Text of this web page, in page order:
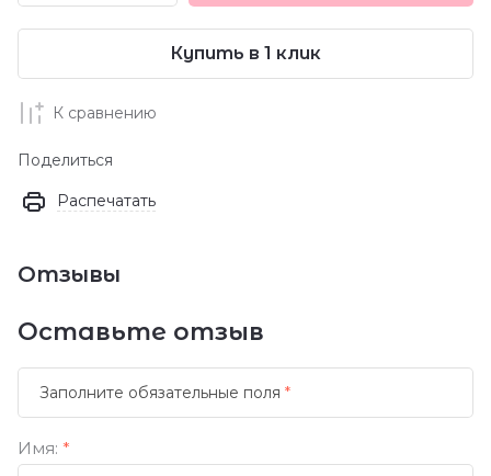
Купить в 1 клик
К сравнению
Поделиться
Распечатать
Отзывы
Оставьте отзыв
Заполните обязательные поля *
Имя: *